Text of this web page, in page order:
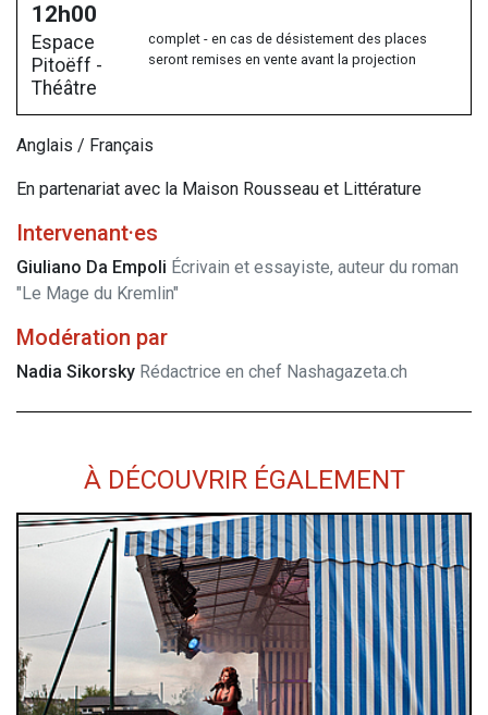
12h00
Espace
Pitoëff -
Théâtre
complet - en cas de désistement des places
seront remises en vente avant la projection
Anglais / Français
En partenariat avec la Maison Rousseau et Littérature
Intervenant·es
Giuliano Da Empoli Écrivain et essayiste, auteur du roman
"Le Mage du Kremlin"
Modération par
Nadia Sikorsky Rédactrice en chef Nashagazeta.ch
À DÉCOUVRIR ÉGALEMENT